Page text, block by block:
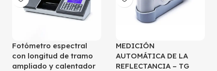
Fotómetro espectral
con longitud de tramo
ampliado y calentador
MEDICIÓN
AUTOMÁTICA DE LA
REFLECTANCIA – TG